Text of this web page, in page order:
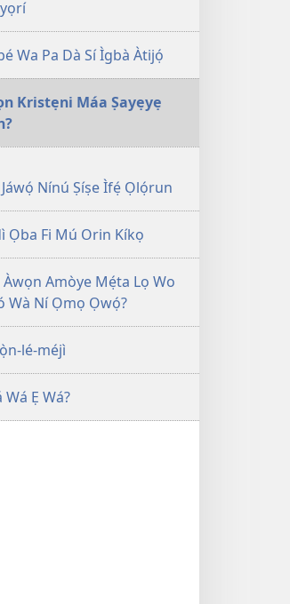
Wa Pa Dà Sí Ìgbà Àtijọ́
Kristẹni Máa Ṣayẹyẹ
Nínú Ṣíṣe Ìfẹ́ Ọlọ́run
Ọba Fi Mú Orin Kíkọ
Amòye Mẹ́ta Lọ Wo
Wà Ní Ọmọ Ọwọ́?
lé-méjì
Wá Ẹ Wá?